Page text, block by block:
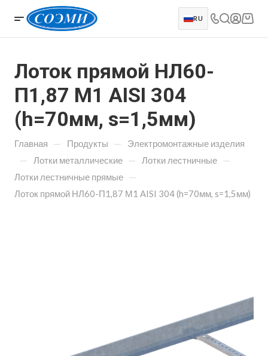
RU
Лоток прямой НЛ60-
П1,87 М1 AISI 304
(h=70мм, s=1,5мм)
Главная — Продукты — Электромонтажные изделия
— Лотки металлические — Лотки лестничные —
Лотки лестничные прямые —
Лоток прямой НЛ60-П1,87 М1 AISI 304 (h=70мм, s=1,5мм)